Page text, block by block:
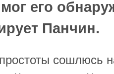
его
Панчин.
сошлюсь